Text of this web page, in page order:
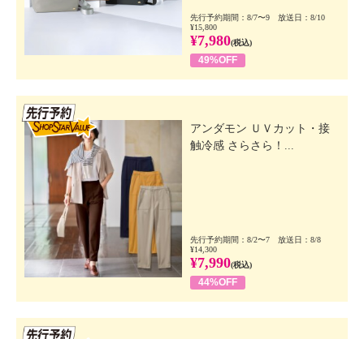
先行予約期間：8/7〜9 放送日：8/10
¥15,800
¥7,980(税込)
49%OFF
アンダモン ＵＶカット・接
触冷感 さらさら！...
先行予約期間：8/2〜7 放送日：8/8
¥14,300
¥7,990(税込)
44%OFF